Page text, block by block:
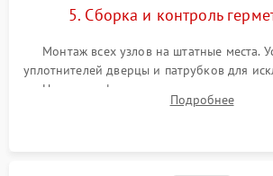
5. Сборка и контроль
Монтаж всех узлов на штатные места.
уплотнителей дверцы и патрубков для
Надежная фиксация хомутов
сборка корпуса и установка
Подробнее